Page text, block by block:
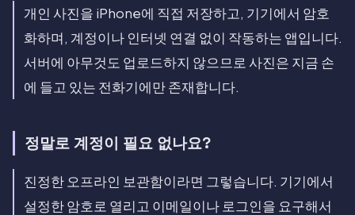
개인 사진을 iPhone에 직접 저장하고, 기기에서 암호
화하며, 계정이나 인터넷 연결 없이 작동하는 앱입니다.
서버에 아무것도 업로드하지 않으므로 사진은 지금 손
에 들고 있는 전화기에만 존재합니다.
정말로 계정이 필요 없나요?
진정한 오프라인 보관함이라면 그렇습니다. 기기에서
설정한 암호로 열리고 이메일이나 로그인을 요구해서